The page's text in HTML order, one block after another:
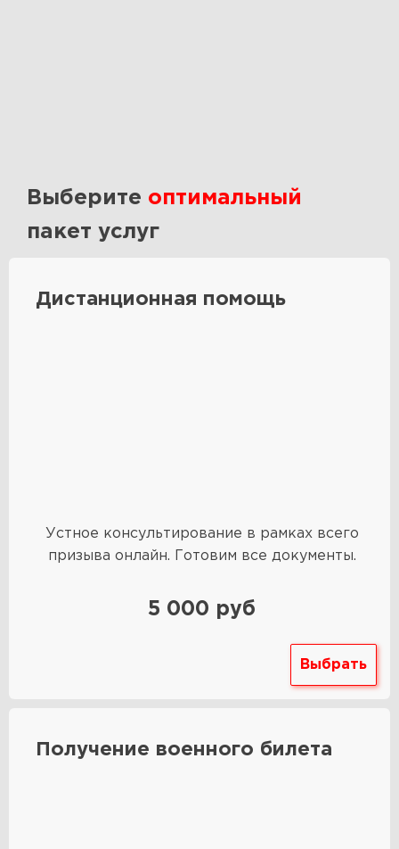
Выберите оптимальный
пакет услуг
Дистанционная помощь
Устное консультирование в рамках всего
призыва онлайн. Готовим все документы.
5 000 руб
Выбрать
Получение военного билета